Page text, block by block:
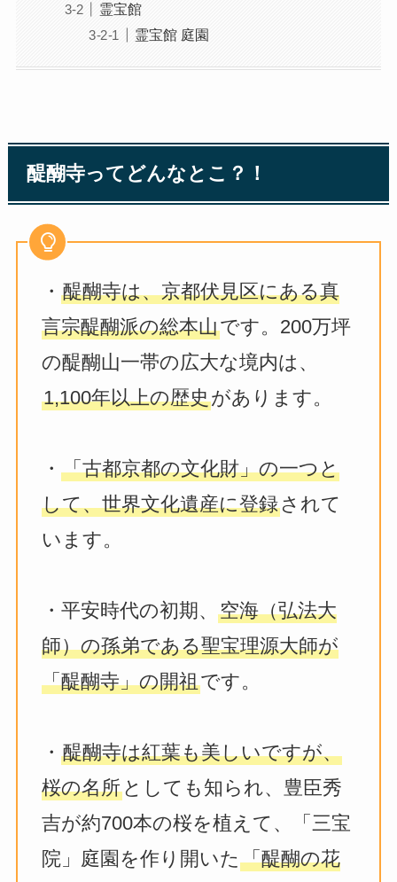
霊宝館
霊宝館 庭園
醍醐寺ってどんなとこ？！
・ 醍醐寺は、京都伏見区にある真
言宗醍醐派の総本山です。200万坪
の醍醐山一帯の広大な境内は、
1,100年以上の歴史があります。
・ 「古都京都の文化財」の一つと
して、世界文化遺産に登録されて
います。
・平安時代の初期、 空海（弘法大
師）の孫弟である聖宝理源大師が
「醍醐寺」の開祖です。
・ 醍醐寺は紅葉も美しいですが、
桜の名所としても知られ、豊臣秀
吉が約700本の桜を植えて、「三宝
院」庭園を作り開いた 「醍醐の花